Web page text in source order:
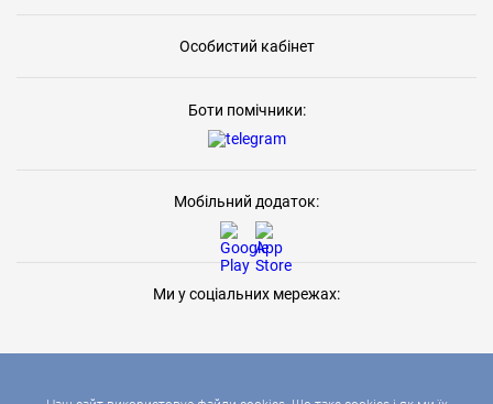
Особистий кабінет
Боти помічники:
Мобільний додаток:
Ми у соціальних мережах: